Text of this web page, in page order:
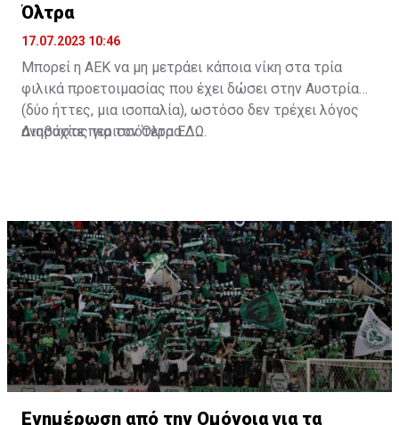
Όλτρα
17.07.2023 10:46
Μπορεί η ΑΕΚ να μη μετράει κάποια νίκη στα τρία
φιλικά προετοιμασίας που έχει δώσει στην Αυστρία
(δύο ήττες, μια ισοπαλία), ωστόσο δεν τρέχει λόγος
ανησυχίας για τον Όλτρα.
Διαβάστε περισσότεραΕΔΩ.
Ενημέρωση από την Ομόνοια για τα